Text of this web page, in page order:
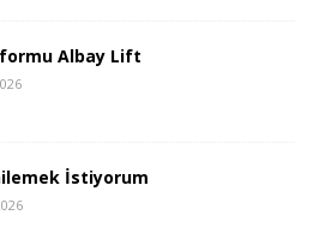
Albay Lift
İstiyorum